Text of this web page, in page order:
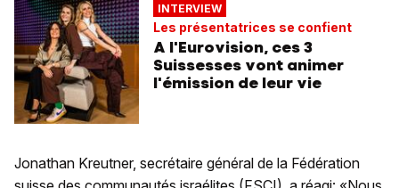
INTERVIEW
Les présentatrices se confient
A l'Eurovision, ces 3
Suissesses vont animer
l'émission de leur vie
Jonathan Kreutner, secrétaire général de la Fédération